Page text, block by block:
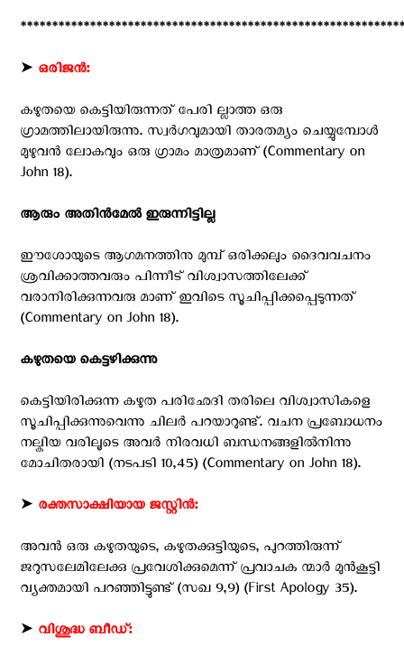
➤ ഒരിജന്‍:
കഴുതയെ കെട്ടിയിരുന്നത് പേരി ല്ലാത്ത ഒരു
ഗ്രാമത്തിലായിരുന്നു. സ്വര്‍ഗവുമായി താരതമ്യം ചെയ്യുമ്പോള്‍
മുഴുവന്‍ ലോകവും ഒരു ഗ്രാമം മാത്രമാണ് (Commentary on
John 18).
ആരും അതിന്‍മേല്‍ ഇരുന്നിട്ടില്ല
ഈശോയുടെ ആഗമനത്തിനു മുമ്പ് ഒരിക്കലും ദൈവവചനം
ശ്രവിക്കാത്തവരും പിന്നീട് വിശ്വാസത്തിലേക്ക്
വരാനിരിക്കുന്നവരു മാണ് ഇവിടെ സൂചിപ്പിക്കപ്പെടുന്നത്
(Commentary on John 18).
കഴുതയെ കെട്ടഴിക്കുന്നു
കെട്ടിയിരിക്കുന്ന കഴുത പരിഛേദി തരിലെ വിശ്വാസികളെ
സൂചിപ്പിക്കുന്നുവെന്നു ചിലര്‍ പറയാറുണ്ട്. വചന പ്രബോധനം
നല്കിയ വരിലൂടെ അവര്‍ നിരവധി ബന്ധനങ്ങളില്‍നിന്നു
മോചിതരായി (നടപടി 10,45) (Commentary on John 18).
➤ രക്തസാക്ഷിയായ ജസ്റ്റിന്‍:
അവന്‍ ഒരു കഴുതയുടെ, കഴുതക്കുട്ടിയുടെ, പുറത്തിരുന്ന്
ജറുസലേമിലേക്കു പ്രവേശിക്കുമെന്ന് പ്രവാചക ന്മാര്‍ മുന്‍കൂട്ടി
വ്യക്തമായി പറഞ്ഞിട്ടുണ്ട് (സഖ 9,9) (First Apology 35).
➤ വിശുദ്ധ ബീഡ്: